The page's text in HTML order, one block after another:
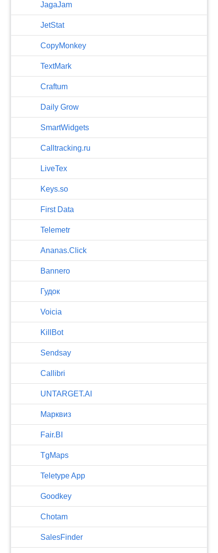
JagaJam
JetStat
CopyMonkey
TextMark
Craftum
​Daily Grow
SmartWidgets
Calltracking.ru
LiveTex
Keys.so
First Data
Telemetr
Ananas.Click
Bannero
Гудок
Voicia
KillBot
Sendsay
Callibri
UNTARGET.AI
Марквиз
Fair.BI
TgMaps
Teletype App
Goodkey
Chotam
SalesFinder